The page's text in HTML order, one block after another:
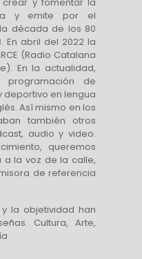
y emite por el
década de los 80
En abril del 2022 la
(Radio Catalana
En la actualidad,
programación de
deportivo en lengua
Así mismo en los
también otros
audio y video.
queremos
la voz de la calle,
de referencia
la objetividad han
Cultura, Arte,